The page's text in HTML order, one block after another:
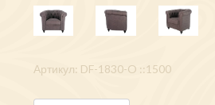
Артикул: DF-1830-O ::1500